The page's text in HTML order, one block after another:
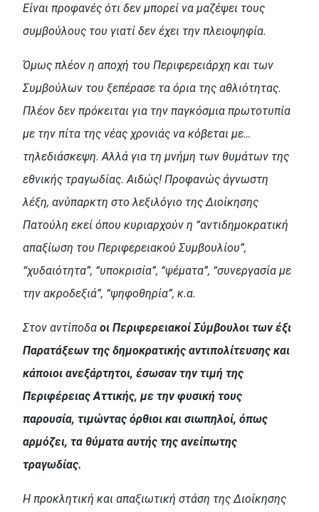
Είναι προφανές ότι δεν μπορεί να μαζέψει τους
συμβούλους του γιατί δεν έχει την πλειοψηφία.
Όμως πλέον η αποχή του Περιφερειάρχη και των
Συμβούλων του ξεπέρασε τα όρια της αθλιότητας.
Πλέον δεν πρόκειται για την παγκόσμια πρωτοτυπία
με την πίτα της νέας χρονιάς να κόβεται με…
τηλεδιάσκεψη. Αλλά για τη μνήμη των θυμάτων της
εθνικής τραγωδίας. Αιδώς! Προφανώς άγνωστη
λέξη, ανύπαρκτη στο λεξιλόγιο της Διοίκησης
Πατούλη εκεί όπου κυριαρχούν η “αντιδημοκρατική
απαξίωση του Περιφερειακού Συμβουλίου”,
“χυδαιότητα”, “υποκρισία”, “ψέματα”, “συνεργασία με
την ακροδεξιά”, “ψηφοθηρία”, κ.α.
Στον αντίποδα οι Περιφερειακοί Σύμβουλοι των έξι
Παρατάξεων της δημοκρατικής αντιπολίτευσης και
κάποιοι ανεξάρτητοι, έσωσαν την τιμή της
Περιφέρειας Αττικής, με την φυσική τους
παρουσία, τιμώντας όρθιοι και σιωπηλοί, όπως
αρμόζει, τα θύματα αυτής της ανείπωτης
τραγωδίας.
Η προκλητική και απαξιωτική στάση της Διοίκησης